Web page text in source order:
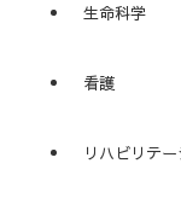
生命科学
看護
リハビリテ